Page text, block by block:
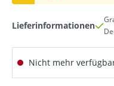
Lieferinformationen
Nicht mehr